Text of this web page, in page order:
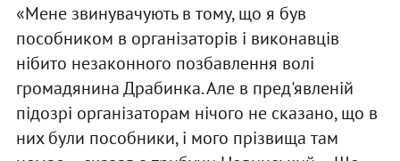
«Мене звинувачують в тому, що я був
пособником в організаторів і виконавців
нібито незаконного позбавлення волі
громадянина Драбинка. Але в пред'явленій
підозрі організаторам нічого не сказано, що в
них були пособники, і мого прізвища там